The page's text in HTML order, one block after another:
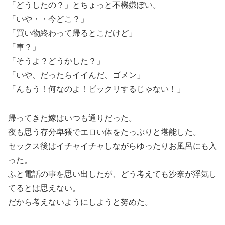
「どうしたの？」とちょっと不機嫌ぽい。
「いや・・今どこ？」
「買い物終わって帰るとこだけど」
「車？」
「そうよ？どうかした？」
「いや、だったらイイんだ、ゴメン」
「んもう！何なのよ！ビックリするじゃない！」
帰ってきた嫁はいつも通りだった。
夜も思う存分卑猥でエロい体をたっぷりと堪能した。
セックス後はイチャイチャしながらゆったりお風呂にも入
った。
ふと電話の事を思い出したが、どう考えても沙奈が浮気し
てるとは思えない。
だから考えないようにしようと努めた。